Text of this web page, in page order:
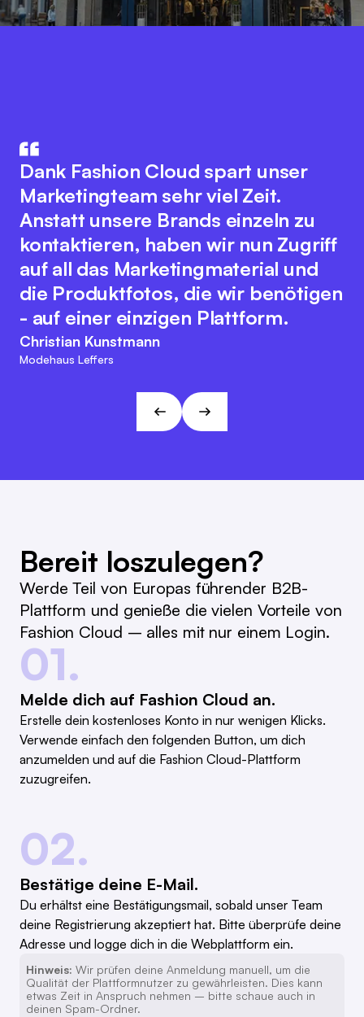
Die Integration unseres
Warenwirtschaftssystem mit
Fashion Cloud hat unsere internen
Abläufe deutlich verbessert. Wir
haben nun Bilder zu den einzelnen
Artikeln im System, was das interne
Reporting, unser
Retourenmanagement und die
Nachorder deutlich vereinfacht.
Marc Ramelow
Dank Fashion Cloud spart unser
Marketingteam sehr viel Zeit.
Anstatt unsere Brands einzeln zu
kontaktieren, haben wir nun Zugriff
auf all das Marketingmaterial und
die Produktfotos, die wir benötigen
- auf einer einzigen Plattform.
Christian Kunstmann
Modehaus Leffers
innovative Plattformgedanke
fördert eine nahtlose
Zusammenarbeit aller
Branchenakteure zur Optimierung
digitaler Prozesse. Dabei bewahrt
sich das Team der Fashion Cloud
ihren kundenfreundlichen und
agilen Charakter. Diese
Herangehensweise passt zu den
Bereit loszulegen?
Werde Teil von Europas führender B2B-
Plattform und genieße die vielen Vorteile von
Fashion Cloud – alles mit nur einem Login.
01.
Melde dich auf Fashion Cloud an.
Erstelle dein kostenloses Konto in nur wenigen Klicks.
Verwende einfach den folgenden Button, um dich
anzumelden und auf die Fashion Cloud-Plattform
zuzugreifen.
02.
Bestätige deine E-Mail.
Du erhältst eine Bestätigungsmail, sobald unser Team
deine Registrierung akzeptiert hat. Bitte überprüfe deine
Adresse und logge dich in die Webplattform ein.
Hinweis: Wir prüfen deine Anmeldung manuell, um die
Qualität der Plattformnutzer zu gewährleisten. Dies kann
etwas Zeit in Anspruch nehmen – bitte schaue auch in
deinen Spam-Ordner.